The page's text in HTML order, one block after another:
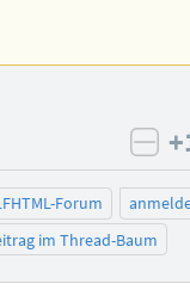
Forum
im Thread-Baum